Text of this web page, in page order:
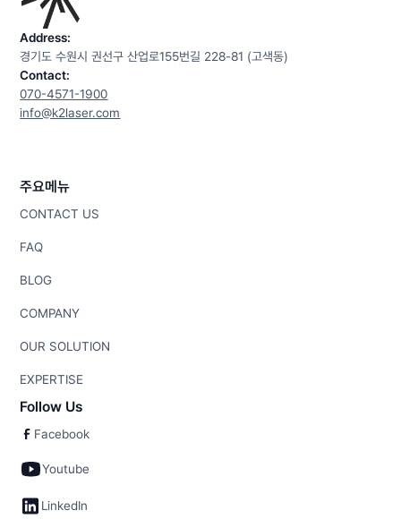
Address:
경기도 수원시 권선구 산업로155번길 228-81 (고색동)
Contact:
070-4571-1900
info@k2laser.com
주요메뉴
CONTACT US
FAQ
BLOG
COMPANY
OUR SOLUTION
EXPERTISE
Follow Us
Facebook
Youtube
LinkedIn